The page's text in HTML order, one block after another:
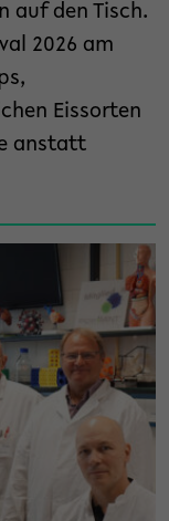
auf den Tisch.
2026 am
Eissorten
anstatt